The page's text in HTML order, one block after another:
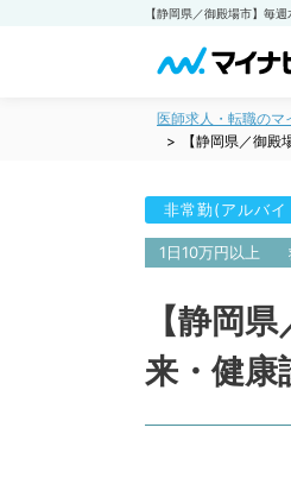
医師求人・転職のマ
【静岡県／御
非常勤(アルバイ
1日10万円以上
【静岡
来・健康